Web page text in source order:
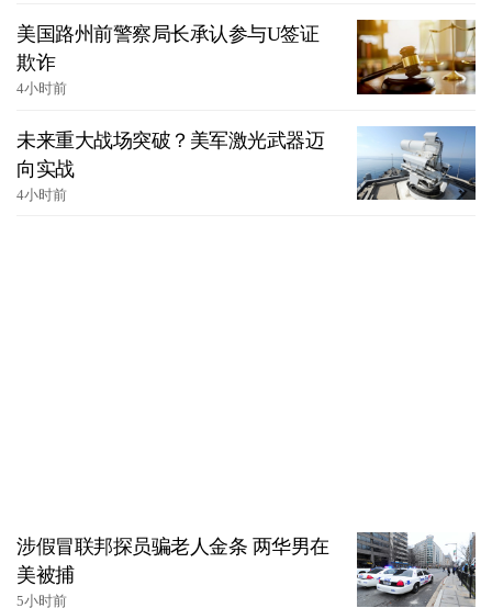
美国路州前警察局长承认参与U签证
欺诈
4小时前
未来重大战场突破？美军激光武器迈
向实战
4小时前
涉假冒联邦探员骗老人金条 两华男在
美被捕
5小时前